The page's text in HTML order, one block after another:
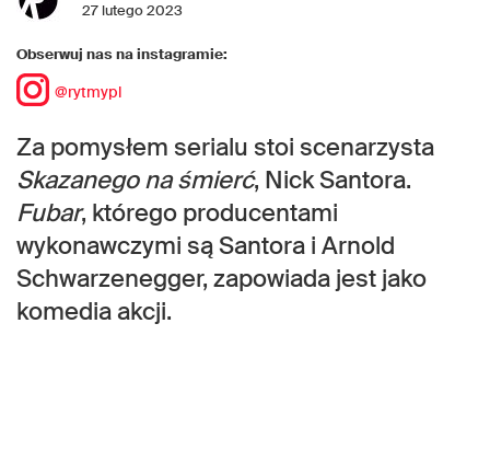
27 lutego 2023
Obserwuj nas na instagramie:
@rytmypl
Za pomysłem serialu stoi scenarzysta
Skazanego na śmierć, Nick Santora.
Fubar, którego producentami
wykonawczymi są Santora i Arnold
Schwarzenegger, zapowiada jest jako
komedia akcji.